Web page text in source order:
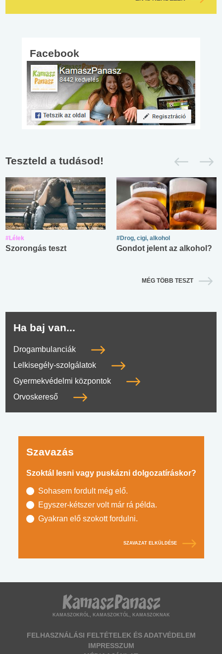
Facebook
Teszteld a tudásod!
#Lélek
Szorongás teszt
#Drog, cigi, alkohol
Gondot jelent az alkohol?
MÉG TÖBB TESZT
Ha baj van...
Drogambulanciák
Lelkisegély-szolgálatok
Gyermekvédelmi központok
Orvoskereső
Szavazás
Szoktál lesni vagy puskázni dolgozatíráskor?
Sohasem fordult még elő.
Egyszer-kétszer volt már rá példa.
Gyakran elő szokott fordulni.
SZAVAZAT ELKÜLDÉSE
KAMASZOKRÓL, KAMASZOKTÓL, KAMASZOKNAK
FELHASZNÁLÁSI FELTÉTELEK ÉS ADATVÉDELEM
IMPRESSZUM